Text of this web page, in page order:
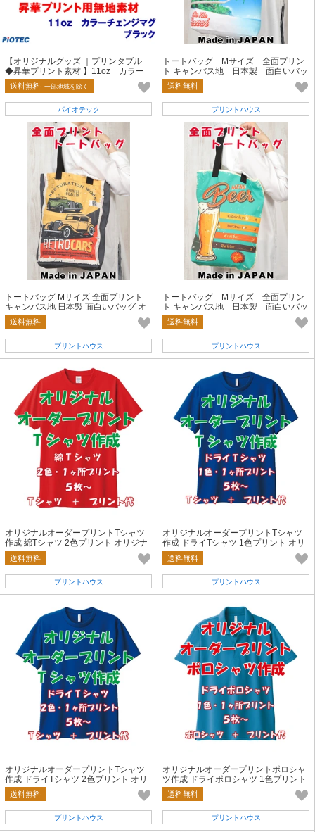
【オリジナルグッズ ｜プリンタブル
◆昇華プリント素材 】11oz カラー
チェンジマグ ブラック
送料無料 一部地域を除く
パイオテック
トートバッグ Mサイズ 全面プリン
ト キャンバス地 日本製 面白いバッ
グ オリジナル アメカジ SUMME
R送料無料
プリントハウス
トートバッグ Mサイズ 全面プリント
キャンバス地 日本製 面白いバッグ オ
リジナル アメカジ RETROCARS
送料無料
プリントハウス
トートバッグ Mサイズ 全面プリン
ト キャンバス地 日本製 面白いバッ
グ オリジナル アメカジ beer
送料無料
プリントハウス
オリジナルオーダープリントTシャツ
作成 綿Tシャツ 2色プリント オリジナ
ルTシャツ オーダーTシャツ
送料無料
プリントハウス
オリジナルオーダープリントTシャツ
作成 ドライTシャツ 1色プリント オリ
ジナルTシャツ オーダーTシャツ
送料無料
プリントハウス
オリジナルオーダープリントTシャツ
作成 ドライTシャツ 2色プリント オリ
ジナルTシャツ オーダーTシャツ
送料無料
プリントハウス
オリジナルオーダープリントポロシャ
ツ作成 ドライポロシャツ 1色プリント
オリジナルポロ オーダーポロ
送料無料
プリントハウス